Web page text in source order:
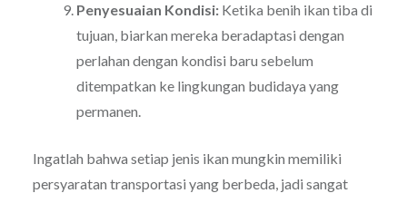
Penyesuaian Kondisi:Ketika benih ikan tiba di
tujuan, biarkan mereka beradaptasi dengan
perlahan dengan kondisi baru sebelum
ditempatkan ke lingkungan budidaya yang
permanen.
Ingatlah bahwa setiap jenis ikan mungkin memiliki
persyaratan transportasi yang berbeda, jadi sangat